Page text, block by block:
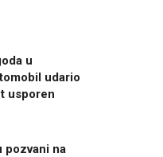
u
udario
usporen
pozvani na